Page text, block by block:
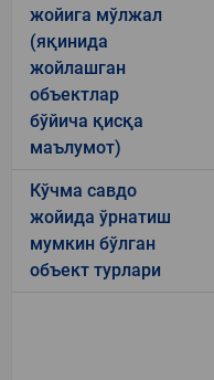
жойига мўлжал
(яқинида
жойлашган
объектлар
бўйича қисқа
маълумот)
Кўчма савдо
жойида ўрнатиш
мумкин бўлган
объект турлари